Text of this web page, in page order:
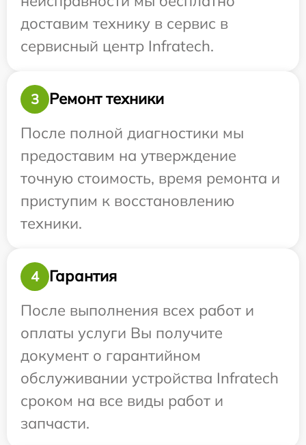
доставим технику в сервис в
сервисный центр Infratech.
3
Ремонт техники
После полной диагностики мы
предоставим на утверждение
точную стоимость, время ремонта и
приступим к восстановлению
техники.
4
Гарантия
После выполнения всех работ и
оплаты услуги Вы получите
документ о гарантийном
обслуживании устройства Infratech
сроком на все виды работ и
запчасти.